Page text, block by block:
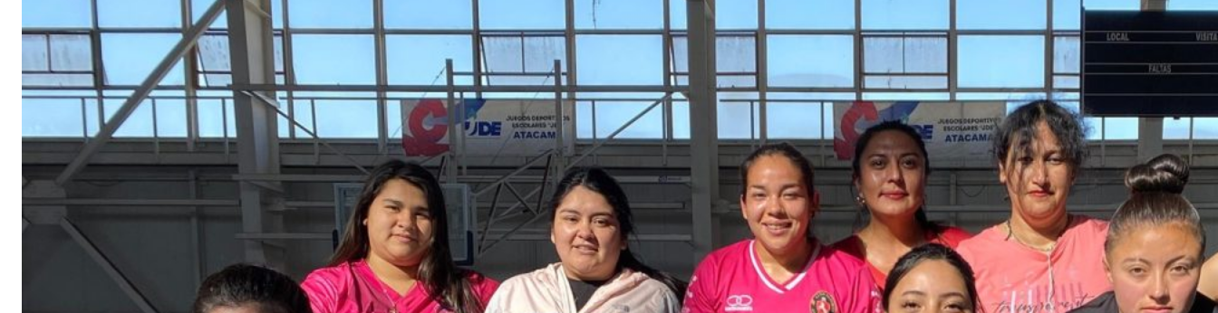
Comunidad educativa fortalece
herramientas para la protección de niñas
y niños
Jardín Infantil Pueblito de San Fernando
fortaleció conocimientos sobre
derechos de la niñez